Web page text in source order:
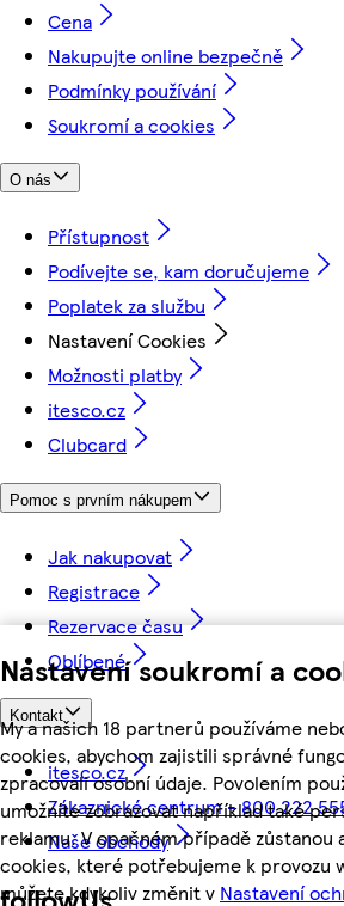
Nastavení soukromí a
My a našich 18 partnerů používáme
cookies, abychom zajistili správné
zpracovali osobní údaje. Povolením
umožníte zobrazovat například také
reklamu. V opačném případě zůstanou
cookies, které potřebujeme k provozu
můžete kdykoliv změnit v Nastavení
Cena
Nakupujte online bezpečně
Podmínky používání
Soukromí a cookies
O nás
Přístupnost
Podívejte se, kam doručujeme
Poplatek za službu
Nastavení Cookies
Možnosti platby
itesco.cz
Clubcard
Pomoc s prvním nákupem
Jak nakupovat
Registrace
Rezervace času
Oblíbené
Kontakt
itesco.cz
Zákaznické centrum - 800 222
Naše obchody